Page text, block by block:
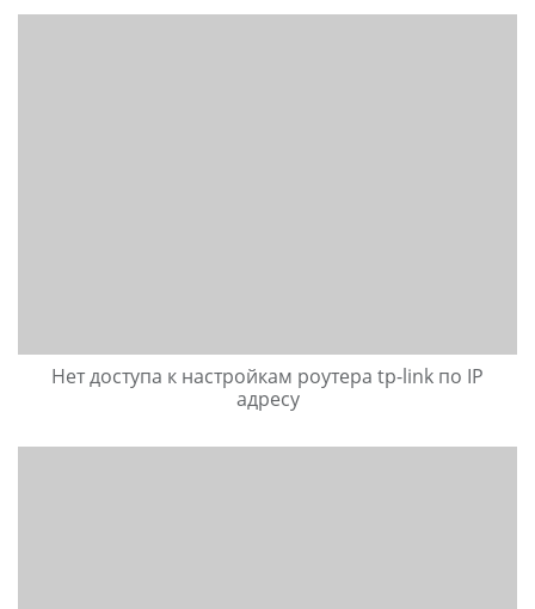
Нет доступа к настройкам роутера tp-link по IP
адресу